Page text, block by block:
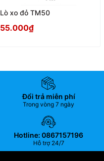
Lò xo đỏ TM50
55.000₫
Đổi trả miễn phí
Trong vòng 7 ngày
Hotline: 0867157196
Hỗ trợ 24/7